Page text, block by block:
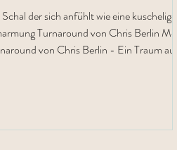
der sich anfühlt wie eine kuschelige
Turnaround von Chris Berlin Mein
von Chris Berlin - Ein Traum aus
ich ihn in Größe 3 gearbeitet. Mit